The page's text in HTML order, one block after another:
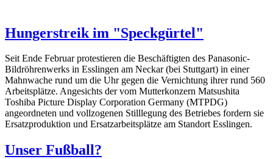
Hungerstreik im "Speckgürtel"
Seit Ende Februar protestieren die Beschäftigten des Panasonic-
Bildröhrenwerks in Esslingen am Neckar (bei Stuttgart) in einer
Mahnwache rund um die Uhr gegen die Vernichtung ihrer rund 560
Arbeitsplätze. Angesichts der vom Mutterkonzern Matsushita
Toshiba Picture Display Corporation Germany (MTPDG)
angeordneten und vollzogenen Stilllegung des Betriebes fordern sie
Ersatzproduktion und Ersatzarbeitsplätze am Standort Esslingen.
Unser Fußball?